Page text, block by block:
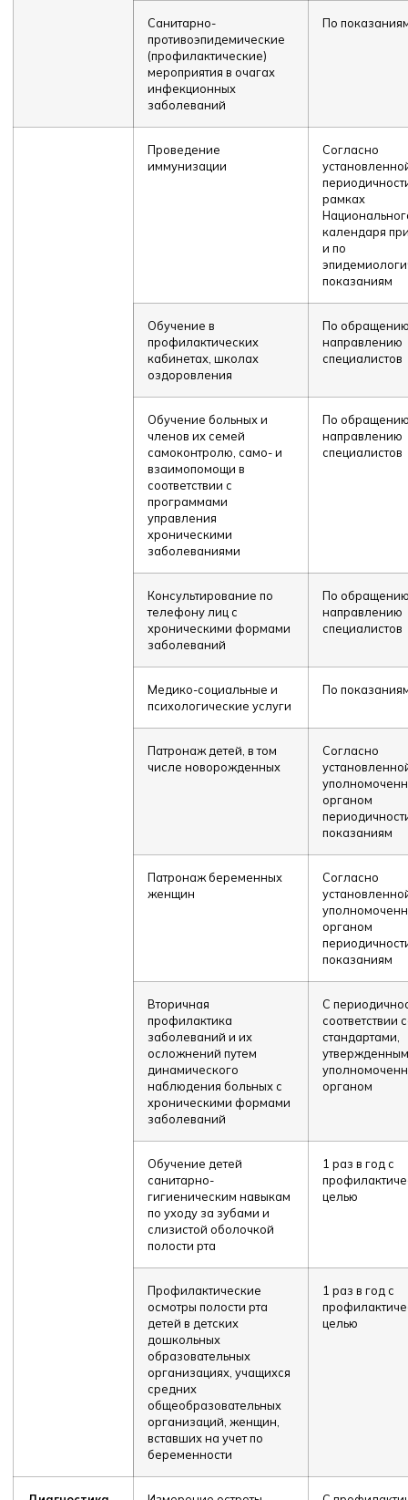
Санитарно-
противоэпидемические
(профилактические)
мероприятия в очагах
инфекционных
заболеваний
По
Проведение
иммунизации
Согласно
рамках
календаря
и по
показаниям
Обучение в
профилактических
кабинетах, школах
оздоровления
По
направлению
специалистов
Обучение больных и
членов их семей
самоконтролю, само- и
взаимопомощи в
соответствии с
программами
управления
хроническими
заболеваниями
По
направлению
специалистов
Консультирование по
телефону лиц с
хроническими формами
заболеваний
По
направлению
специалистов
Медико-социальные и
психологические услуги
По
Патронаж детей, в том
числе новорожденных
Согласно
органом
показаниям
Патронаж беременных
женщин
Согласно
органом
показаниям
Вторичная
профилактика
заболеваний и их
осложнений путем
динамического
наблюдения больных с
хроническими формами
заболеваний
С
соответствии
стандартами,
органом
Обучение детей
санитарно-
гигиеническим навыкам
по уходу за зубами и
слизистой оболочкой
полости рта
1 раз в год с
целью
Профилактические
осмотры полости рта
детей в детских
дошкольных
образовательных
организациях, учащихся
средних
общеобразовательных
организаций, женщин,
вставших на учет по
беременности
1 раз в год с
целью